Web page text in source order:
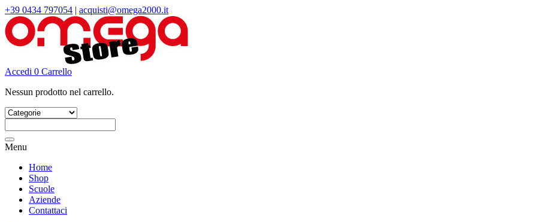
+39 0434 797054 | acquisti@omega2000.it
Accedi 0 Carrello
Nessun prodotto nel carrello.
Menu
Home
Shop
Scuole
Aziende
Contattaci